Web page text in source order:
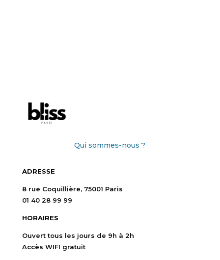
Qui sommes-nous ?
ADRESSE
8 rue Coquillière, 75001 Paris
01 40 28 99 99
HORAIRES
Ouvert tous les jours de 9h à 2h
Accès WIFI gratuit